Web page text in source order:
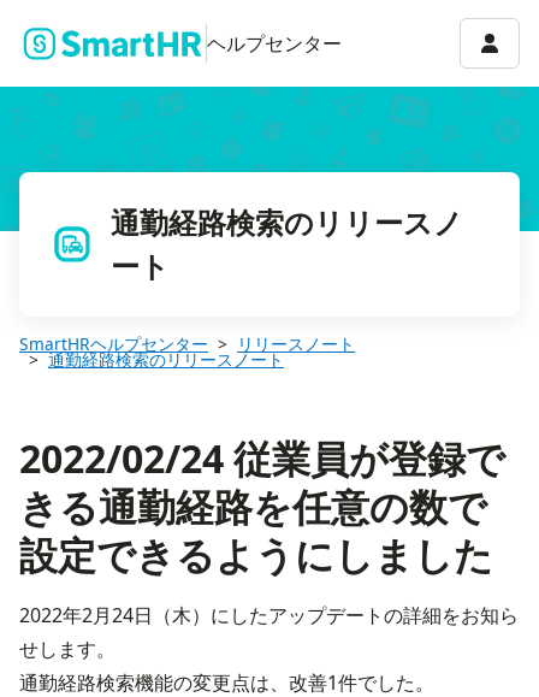
ヘルプセンター アカ
通勤経路検索のリリースノ
ート
SmartHRヘルプセンター リリースノート
通勤経路検索のリリースノート
2022/02/24 従業員が登録で
きる通勤経路を任意の数で
設定できるようにしました
2022年2月24日（木）にしたアップデートの詳細をお知ら
せします。
通勤経路検索機能の変更点は、改善1件でした。